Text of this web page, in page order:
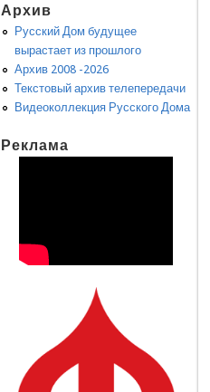
Архив
Русский Дом будущее
вырастает из прошлого
Архив 2008 -2026
Текстовый архив телепередачи
Видеоколлекция Русского Дома
Реклама